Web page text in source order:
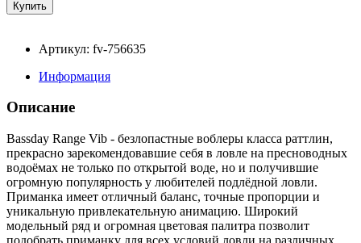
Артикул: fv-756635
Информация
Описание
Bassday Range Vib - безлопастные воблеры класса раттлин,
прекрасно зарекомендовавшие себя в ловле на пресноводных
водоёмах не только по открытой воде, но и получившие
огромную популярность у любителей подлёдной ловли.
Приманка имеет отличный баланс, точные пропорции и
уникальную привлекательную анимацию. Широкий
модельный ряд и огромная цветовая палитра позволит
подобрать приманку для всех условий ловли на различных